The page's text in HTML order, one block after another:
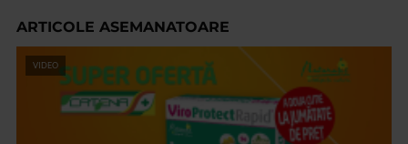
ARTICOLE ASEMANATOARE
VIDEO